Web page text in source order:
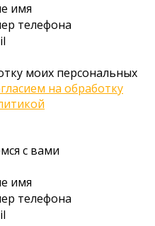
имя
телефона
моих персональных
на обработку
с вами
имя
телефона